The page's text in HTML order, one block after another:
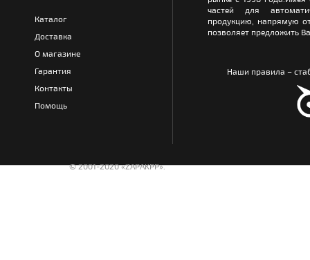
Каталог
Доставка
О магазине
Гарантия
Контакты
Помощь
частей для
продукцию, напрямую
позволяет предложить
Наши правила –
© 2001-2020 «ZAPAKPP».